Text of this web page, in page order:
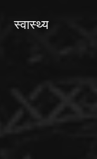
स्वास्थ्य